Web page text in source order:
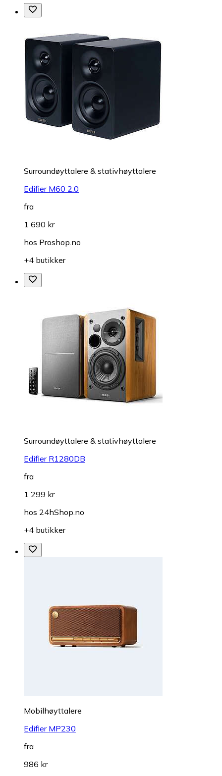
Surroundøyttalere & stativhøyttalere
Edifier M60 2.0
fra
1 690 kr
hos Proshop.no
+4 butikker
Surroundøyttalere & stativhøyttalere
Edifier R1280DB
fra
1 299 kr
hos 24hShop.no
+4 butikker
Mobilhøyttalere
Edifier MP230
fra
986 kr